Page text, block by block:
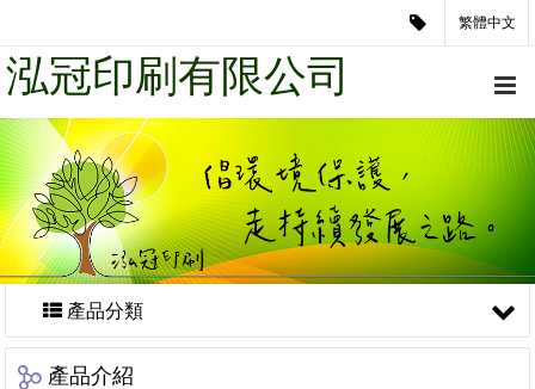
繁體中文
泓冠印刷有限公司
產品分類
產品介紹